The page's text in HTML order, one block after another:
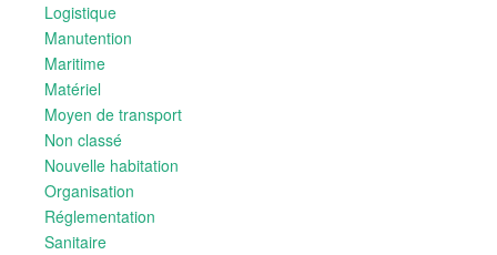
Logistique
Manutention
Maritime
Matériel
Moyen de transport
Non classé
Nouvelle habitation
Organisation
Réglementation
Sanitaire